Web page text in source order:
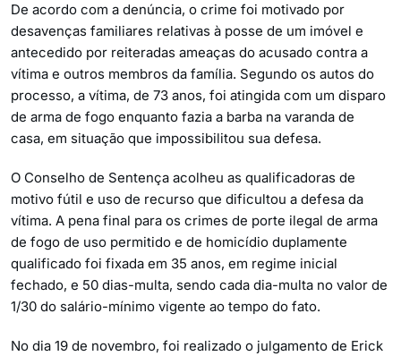
De acordo com a denúncia, o crime foi motivado por
desavenças familiares relativas à posse de um imóvel e
antecedido por reiteradas ameaças do acusado contra a
vítima e outros membros da família. Segundo os autos do
processo, a vítima, de 73 anos, foi atingida com um disparo
de arma de fogo enquanto fazia a barba na varanda de
casa, em situação que impossibilitou sua defesa.
O Conselho de Sentença acolheu as qualificadoras de
motivo fútil e uso de recurso que dificultou a defesa da
vítima. A pena final para os crimes de porte ilegal de arma
de fogo de uso permitido e de homicídio duplamente
qualificado foi fixada em 35 anos, em regime inicial
fechado, e 50 dias-multa, sendo cada dia-multa no valor de
1/30 do salário-mínimo vigente ao tempo do fato.
No dia 19 de novembro, foi realizado o julgamento de Erick